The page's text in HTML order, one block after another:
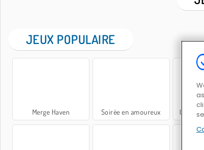
JEUX POPULAIRE
Merge Haven Soirée en amoureux